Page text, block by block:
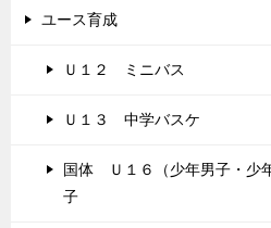
ユース育成
Ｕ１２ ミニバス
Ｕ１３ 中学バスケ
国体 Ｕ１６（少年男子・
子